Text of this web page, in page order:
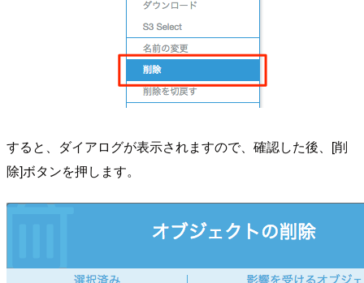
すると、ダイアログが表示されますので、確認した後、[削
除]ボタンを押します。